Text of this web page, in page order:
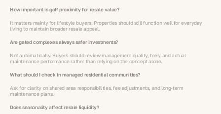
How important is golf proximity for resale value?
It matters mainly for lifestyle buyers. Properties should still function well for everyday
living to maintain broader resale appeal.
Are gated complexes always safer investments?
Not automatically. Buyers should review management quality, fees, and actual
maintenance performance rather than relying on the concept alone.
What should I check in managed residential communities?
Ask for clarity on shared area responsibilities, fee adjustments, and long-term
maintenance plans.
Does seasonality affect resale liquidity?